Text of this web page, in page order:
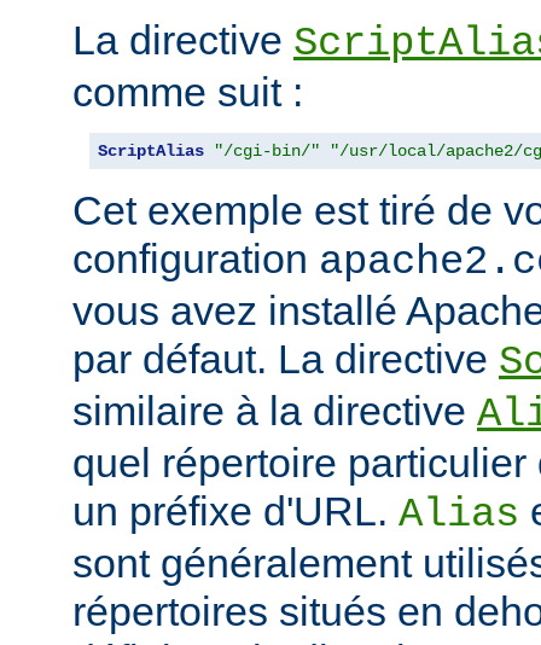
La directive
comme suit :
ScriptAlias "/cgi-bin/" "/usr/local/apache2/
Cet exemple est tiré de
configuration
vous avez installé
par défaut. La directive
similaire à la directive
quel répertoire
un préfixe d'URL. Alias
sont généralement
répertoires situés en